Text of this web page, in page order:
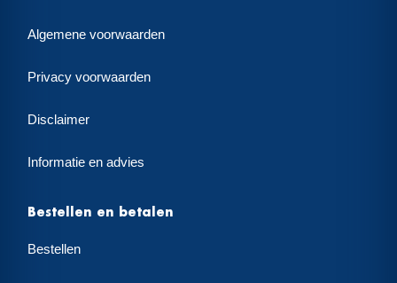
Algemene voorwaarden
Privacy voorwaarden
Disclaimer
Informatie en advies
Bestellen en betalen
Bestellen